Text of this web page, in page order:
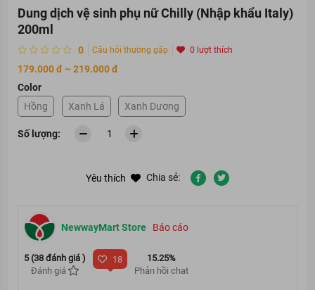
Dung dịch vệ sinh phụ nữ Chilly (Nhập khẩu Italy)
200ml
0 Câu hỏi thường gặp 0 lượt thích
179.000 đ ~ 219.000 đ
Color
Hồng
Xanh Lá Xanh Dương
Số lượng:
NewwayMart Store Báo cáo
5 (38 đánh giá )
Đánh giá
18
15.25%
Phản hồi chat
Yêu thích Chia sẻ: